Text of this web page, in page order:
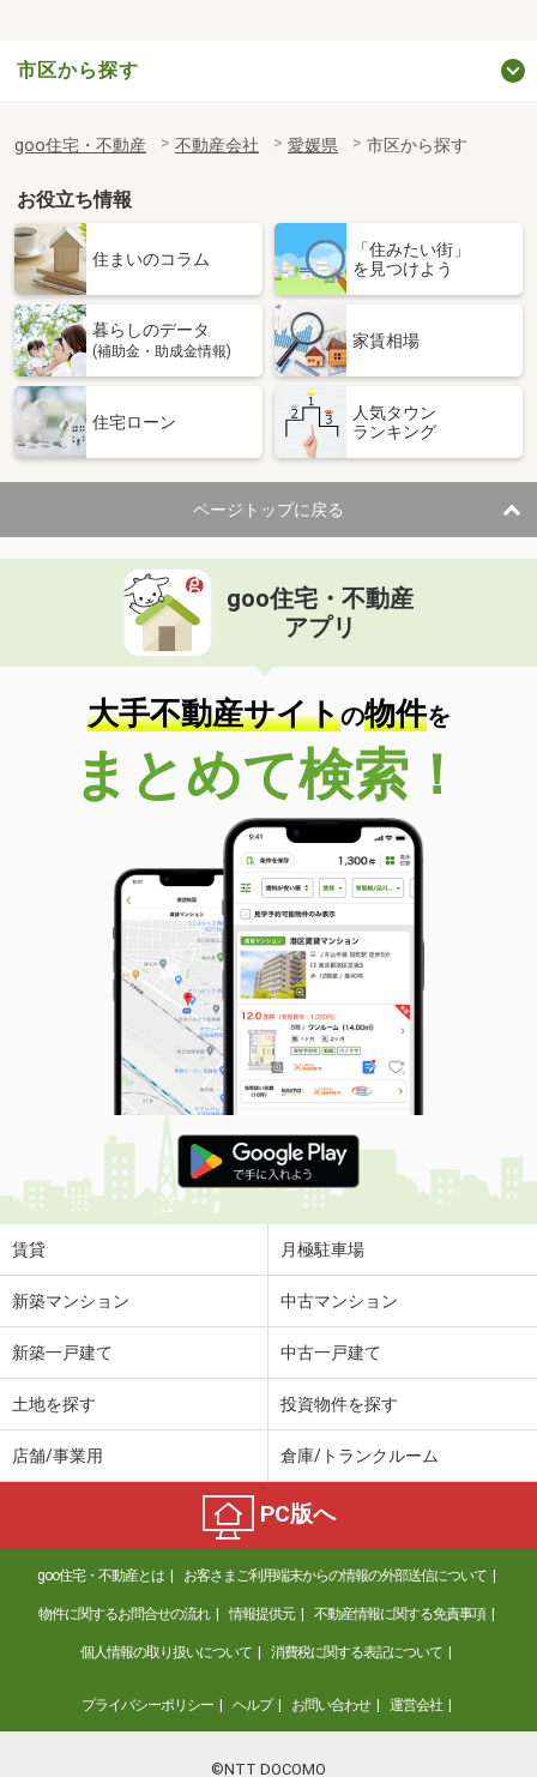
市区から探す
goo住宅・不動産 不動産会社 愛媛県 市区から探す
お役立ち情報
住まいのコラム
「住みたい街」
を見つけよう
暮らしのデータ
(補助金・助成金情報)
家賃相場
住宅ローン
人気タウン
ランキング
ページトップに戻る
goo住宅・不動産
アプリ
大手不動産サイトの物件を
まとめて検索！
賃貸 月極駐車場
新築マンション 中古マンション
新築一戸建て 中古一戸建て
土地を探す 投資物件を探す
店舗/事業用 倉庫/トランクルーム
PC版へ
goo住宅・不動産とは お客さまご利用端末からの情報の外部送信について
物件に関するお問合せの流れ 情報提供元 不動産情報に関する免責事項
個人情報の取り扱いについて 消費税に関する表記について
プライバシーポリシー ヘルプ お問い合わせ 運営会社
©NTT DOCOMO